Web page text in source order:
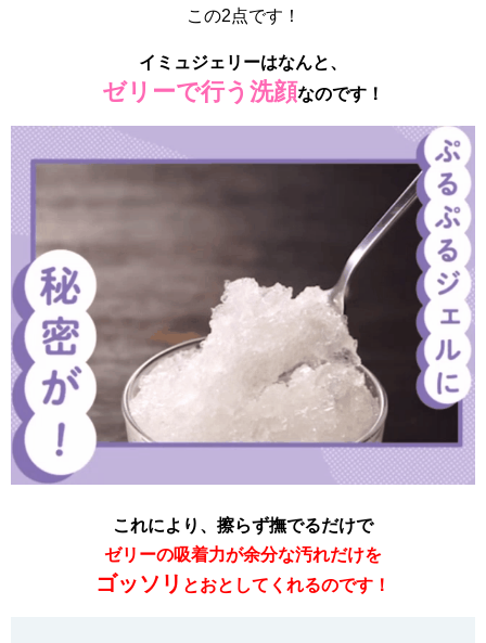
この2点です！
イミュジェリーはなんと、
ゼリーで行う洗顔なのです！
これにより、擦らず撫でるだけで
ゼリーの吸着力が余分な汚れだけを
ゴッソリ とおとしてくれるのです！